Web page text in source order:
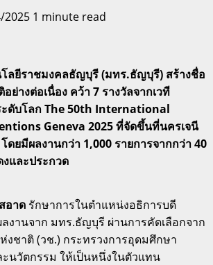
2025 1 minute read
ลยีราชมงคลธัญบุรี (มทร.ธัญบุรี) สร้างชื่อ
ย่างต่อเนื่อง คว้า 7 รางวัลจากเวที
ดับโลก The 50th International
Geneva 2025 ที่จัดขึ้นที่นครเจนี
ดยมีผลงานกว่า 1,000 รายการจากกว่า 40
งและประกวด
อาด รักษาการในตำแหน่งอธิการบดี
งานจาก มทร.ธัญบุรี ผ่านการคัดเลือกจาก
งชาติ (วช.) กระทรวงการอุดมศึกษา
นวัตกรรม ให้เป็นหนึ่งในตัวแทน